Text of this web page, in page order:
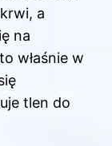
a
na
właśnie w
tlen do